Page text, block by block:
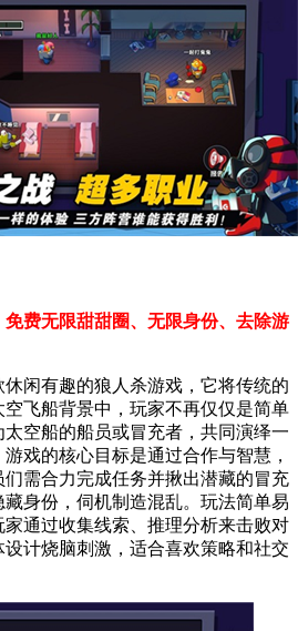
费无限甜甜圈、无限身份、去除游
闲有趣的狼人杀游戏，它将传统的
飞船背景中，玩家不再仅仅是简单
空船的船员或冒充者，共同演绎一
戏的核心目标是通过合作与智慧，
需合力完成任务并揪出潜藏的冒充
身份，伺机制造混乱。玩法简单易
家通过收集线索、推理分析来击败对
计烧脑刺激，适合喜欢策略和社交